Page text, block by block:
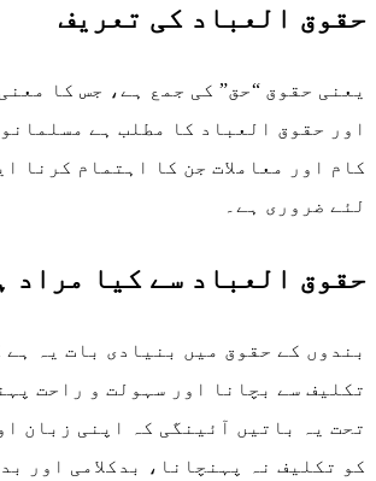
حقوق العباد کی تعریف
یعنی حقوق “حق” کی جمع ہے، جس کا
اور حقوق العباد کا مطلب ہے
کام اور معاملات جن کا اہتمام کرنا
لئے ضروری ہے۔
حقوق العباد سے کیا مراد
بندوں کے حقوق میں بنیادی بات یہ ہے
تکلیف سے بچانا اور سہولت و راحت
تحت یہ باتیں آئینگی کہ اپنی زبان
کو تکلیف نہ پہنچانا، بدکلامی اور